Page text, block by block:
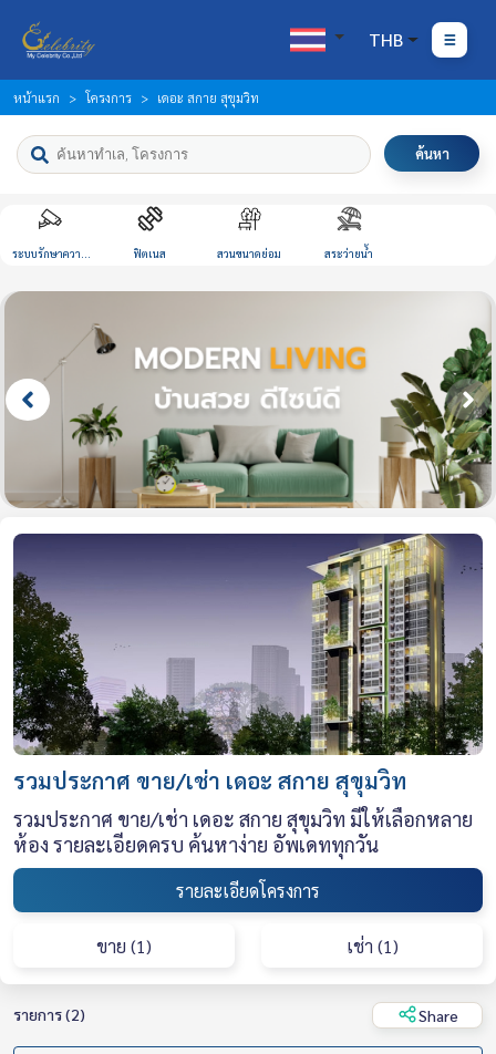
THB
หน้าแรก โครงการ เดอะ สกาย สุขุมวิท
ค้นหา
ระบบรักษาความ ฟิตเนส สวนขนาดย่อม สระว่ายน้ำ
รวมประกาศ ขาย/เช่า เดอะ สกาย สุขุมวิท
รวมประกาศ ขาย/เช่า เดอะ สกาย สุขุมวิท มีให้เลือกหลาย
ห้อง รายละเอียดครบ ค้นหาง่าย อัพเดททุกวัน
รายละเอียดโครงการ
ขาย (1) เช่า (1)
รายการ (2) Share